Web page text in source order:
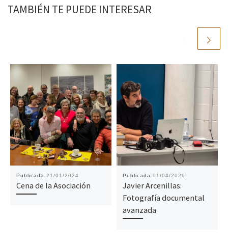
TAMBIÉN TE PUEDE INTERESAR
Publicada 21/01/2024
Cena de la Asociación
Publicada 01/04/2026
Javier Arcenillas:
Fotografía documental
avanzada